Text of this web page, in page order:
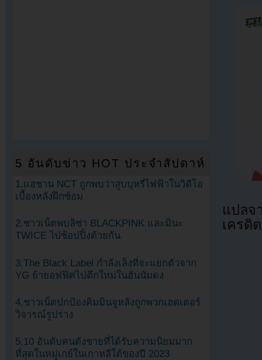
แปล
เครดิ
5 อันดับข่าว HOT ประจำสัปดาห์
1.แฮชาน NCT ถูกพบว่าสูบบุหรี่ไฟฟ้าในวิดีโอ
เบื้องหลังฝึกซ้อม
2.ชาวเน็ตพบลิซ่า BLACKPINK และมินะ
TWICE ไปช้อปปิ้งด้วยกัน
3.The Black Label กำลังเล็งที่จะแยกตัวจาก
YG ย้ายอฟฟิศไปตึกใหม่ในฮันนัมดง
4.ชาวเน็ตปกป้องคิมมินจูหลังถูกพวกเฮดเตอร์
วิจารณ์รูปร่าง
5.10 อันดับคนดังชายที่ได้รับความนิยมมาก
ที่สุดในหมู่เกย์ในเกาหลีใต้ของปี 2023